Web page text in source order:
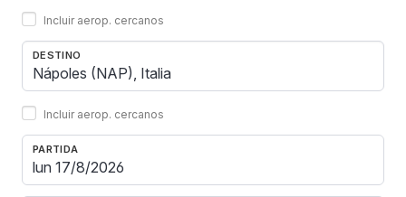
Incluir aerop. cercanos
DESTINO
Incluir aerop. cercanos
PARTIDA